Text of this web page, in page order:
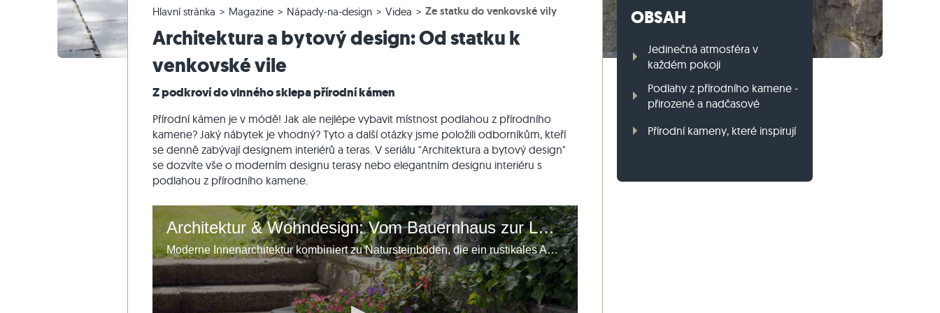
Křemencové dlažby
Mramorové dlažby
Starožitné dlažby
Béžové dlažby
Šedé dlažby
Vápencové venkovní dlažby
Mramorové venkovní dlažby
Křemenné venkovní dlažby
Čedičové venkovní dlažby
Polygonální venkovní dlažby
Béžová terasová dlažby
Šedé terasové dlažby
Dlažební kostky vápenec
Dlažební kostky křemenec
Schodišťové bloky z ruly
Schodišťové bloky z vápence
Zdicí kámen travertin
Zdicí kámen křemenec
Travníkový obrubník z ruly
Reklamace a změna objednávky
Změna a zrušení objednávky
Vzorové odeslání
Panoramatická prohlídka
Zahradní design
Styly bydlení
Mramor
Quartzite
Travertin
Hlavní stránka Magazine Nápady-na-design Videa Ze statku do venkovské vily
Architektura a bytový design: Od statku k
venkovské vile
Z podkroví do vinného sklepa přírodní kámen
Přírodní kámen je v módě! Jak ale nejlépe vybavit místnost podlahou z přírodního
kamene? Jaký nábytek je vhodný? Tyto a další otázky jsme položili odborníkům, kteří
se denně zabývají designem interiérů a teras. V seriálu "Architektura a bytový design"
se dozvíte vše o moderním designu terasy nebo elegantním designu interiéru s
podlahou z přírodního kamene.
Architektur & Wohndesign: Vom Bauernhaus zur Landhausvilla
Moderne Innenarchitektur kombiniert zu Natursteinböden, die ein rustikales Ambiente versprühen.
OBSAH
Jedinečná atmosféra v
každém pokoji
Podlahy z přírodního kamene -
přirozené a nadčasové
Přírodní kameny, které inspirují